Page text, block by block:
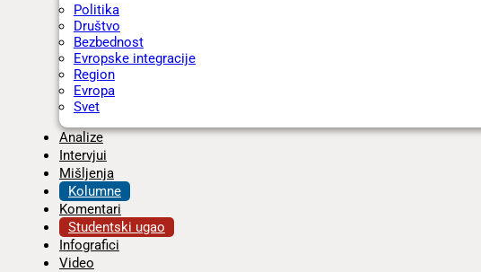
Politika
Društvo
Bezbednost
Evropske integracije
Region
Evropa
Svet
Analize
Intervjui
Mišljenja
Kolumne
Komentari
Studentski ugao
Infografici
Video